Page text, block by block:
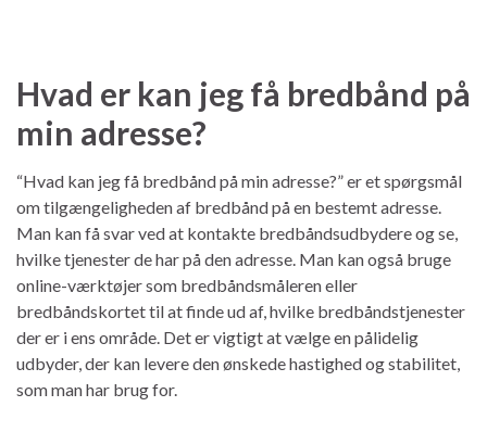
Hvad er kan jeg få bredbånd på
min adresse?
“Hvad kan jeg få bredbånd på min adresse?” er et spørgsmål
om tilgængeligheden af bredbånd på en bestemt adresse.
Man kan få svar ved at kontakte bredbåndsudbydere og se,
hvilke tjenester de har på den adresse. Man kan også bruge
online-værktøjer som bredbåndsmåleren eller
bredbåndskortet til at finde ud af, hvilke bredbåndstjenester
der er i ens område. Det er vigtigt at vælge en pålidelig
udbyder, der kan levere den ønskede hastighed og stabilitet,
som man har brug for.